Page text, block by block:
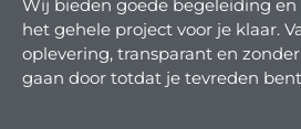
Wij bieden goede begeleiding
het gehele project voor je klaar.
oplevering, transparant en
gaan door totdat je tevreden